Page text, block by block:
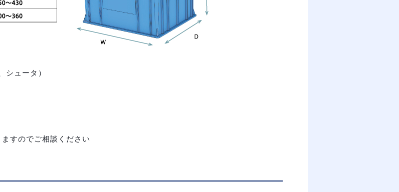
ュータ）
すのでご相談ください